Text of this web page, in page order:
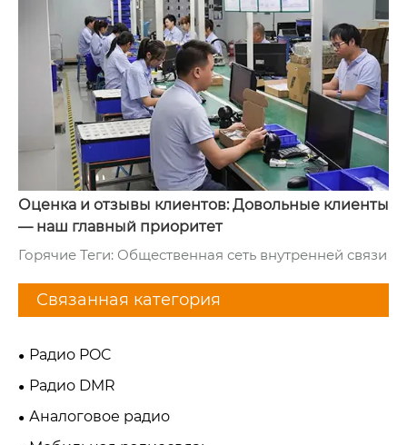
Оценка и отзывы клиентов: Довольные клиенты
— наш главный приоритет
Горячие Теги: Общественная сеть внутренней связи
Связанная категория
Радио POC
Радио DMR
Аналоговое радио